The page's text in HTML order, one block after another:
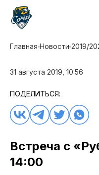
Главная Новости 2019/
31 августа 2019, 10:56
ПОДЕЛИТЬСЯ:
Встреча с
14:00